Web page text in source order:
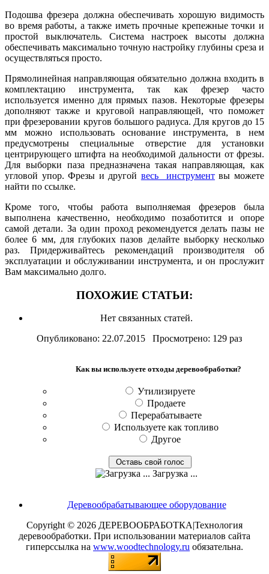
Подошва фрезера должна обеспечивать хорошую видимость
во время работы, а также иметь прочные крепежные точки и
простой выключатель. Система настроек высоты должна
обеспечивать максимально точную настройку глубины среза и
осуществляться просто.
Прямолинейная направляющая обязательно должна входить в
комплектацию инструмента, так как фрезер часто
используется именно для прямых пазов. Некоторые фрезеры
дополняют также и круговой направляющей, что поможет
при фрезеровании кругов большого радиуса. Для кругов до 15
мм можно использовать основание инструмента, в нем
предусмотрены специальные отверстие для установки
центрирующего штифта на необходимой дальности от фрезы.
Для выборки паза предназначена такая направляющая, как
угловой упор. Фрезы и другой весь инструментвы можете
найти по ссылке.
Кроме того, чтобы работа выполняемая фрезеров была
выполнена качественно, необходимо позаботится и опоре
самой детали. За один проход рекомендуется делать пазы не
более 6 мм, для глубоких пазов делайте выборку несколько
раз. Придерживайтесь рекомендаций производителя об
эксплуатации и обслуживании инструмента, и он прослужит
Вам максимально долго.
ПОХОЖИЕ СТАТЬИ:
Нет связанных статей.
Опубликовано: 22.07.2015 Просмотрено: 129 раз
Как вы используете отходы деревообработки?
Утилизируете
Продаете
Перерабатываете
Используете как топливо
Другое
Загрузка ...
Деревообрабатывающее оборудование
Copyright © 2026 ДЕРЕВООБРАБОТКА|Технология
деревообработки. При использовании материалов сайта
гиперссылка на www.woodtechnology.ru обязательна.